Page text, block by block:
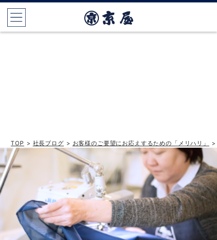
TOP > 社長ブログ > お客様のご要望にお応えするための「メリハリ」 >